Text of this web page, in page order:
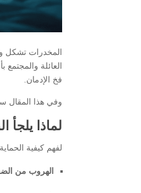
المخدرات تشكل
العائلة
فخ الإدمان.
وفي هذا المقال
لماذا
لفهم كيفية
الهروب من